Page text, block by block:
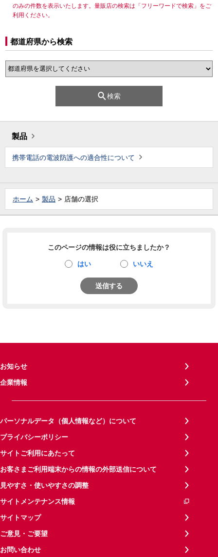
のみの件数を表示いたします。量販店の検索は「フリーワードで検索」をご
利用ください。
都道府県から検索
検索
製品
携帯電話の電波防護への適合性について
ホーム 製品 店舗の選択
このページの情報は役に立ちましたか？
はい いいえ
送信する
お知らせ
企業情報
パーソナルデータ（個人情報など）について
プライバシーポリシー
サイトご利用にあたって
お客さまご利用端末からの情報の外部送信について
見やすさ・使いやすさの調整
サイトメンテナンス情報
サイトマップ
ご意見・ご要望
お問い合わせ